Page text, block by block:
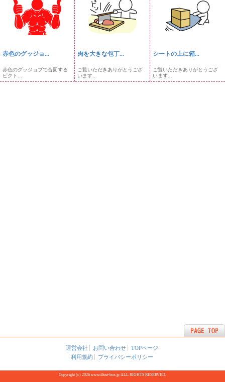
赤色のグッジョ...
赤色のグッジョブで合図する
ピクト...
肉を大きな包丁...
ご覧いただきありがとうござ
います...
シートの上に箱...
ご覧いただきありがとうござ
います...
運営会社 お問い合わせ
TOPページ
利用規約
プライバシーポリシー
Copyright (c) 2026 www.illust-box.jp ALL RIGHTS RESERVED.